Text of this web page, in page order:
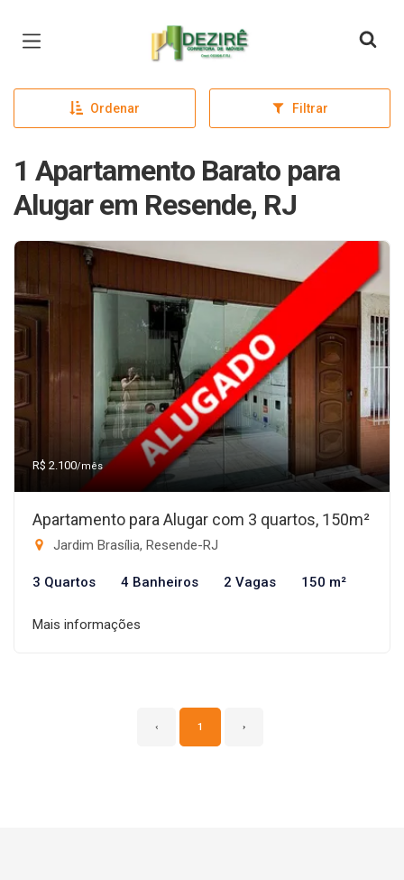
Página inicial
Ordenar Filtrar
1 Apartamento Barato para
Alugar em Resende, RJ
R$ 2.100/mês
Apartamento para Alugar com 3 quartos, 150m²
Jardim Brasília, Resende-RJ
3 Quartos 4 Banheiros 2 Vagas 150 m²
Mais informações
‹ 1 ›